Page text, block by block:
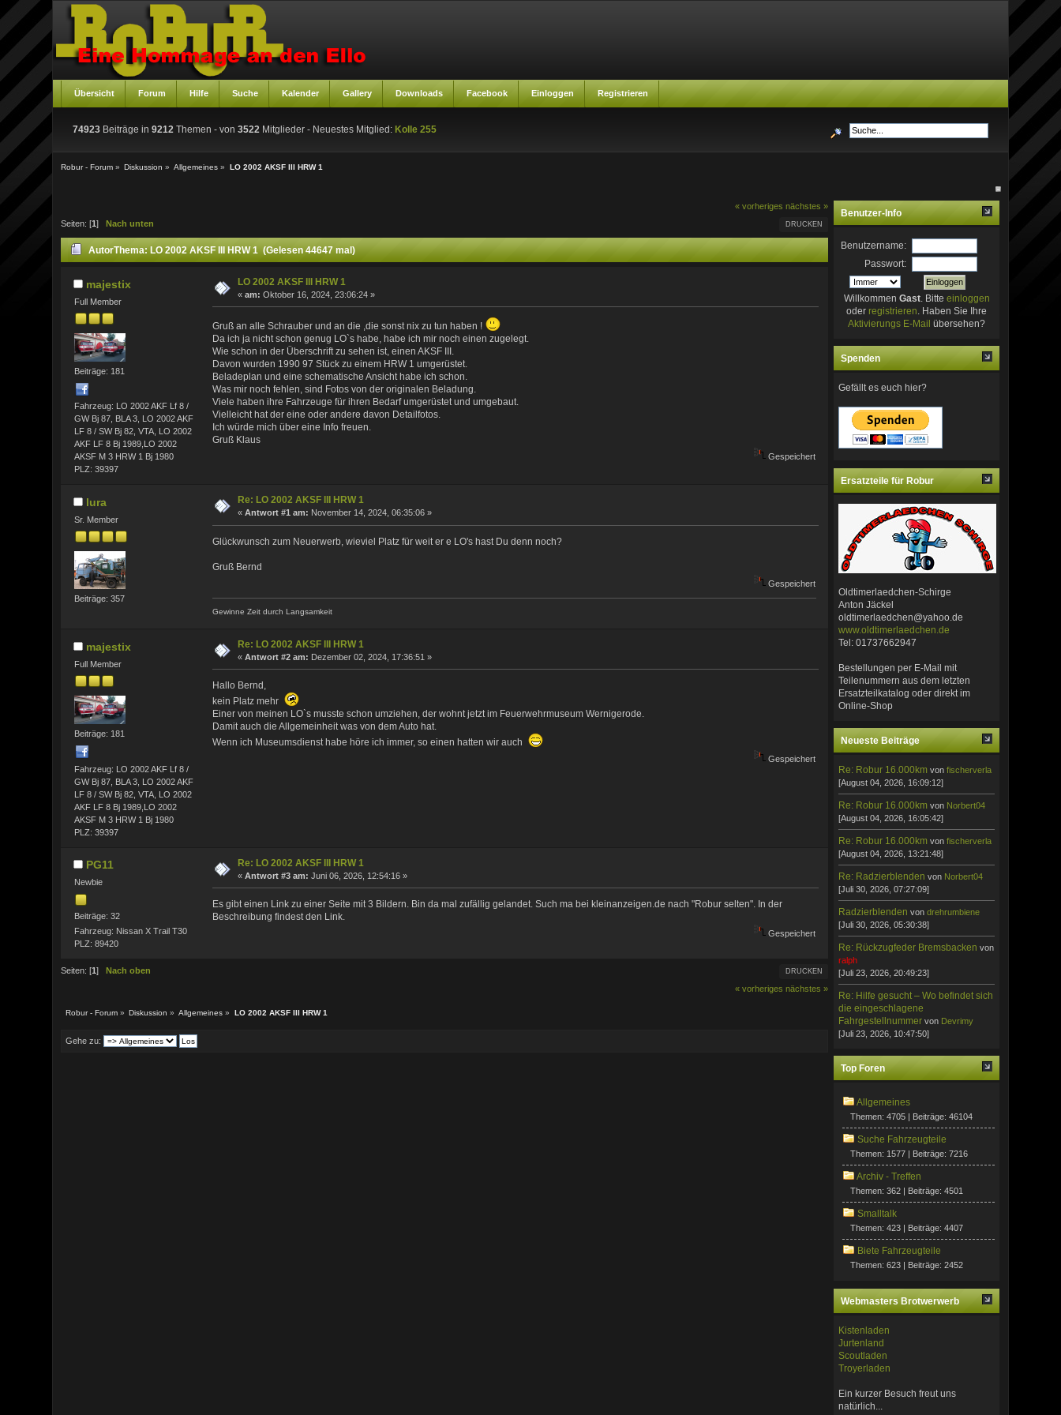
Übersicht Forum Hilfe Suche Kalender Gallery Downloads Facebook Einloggen Registrieren
74923 Beiträge in9212 Themen - von3522 Mitglieder - Neuestes Mitglied: Kolle 255
Robur - Forum » Diskussion » Allgemeines » LO 2002 AKSF III HRW 1
« vorheriges nächstes »
DRUCKEN
Seiten: [1] Nach unten
AutorThema: LO 2002 AKSF III HRW 1 (Gelesen 44647 mal)
majestix
Full Member
Beiträge: 181
Fahrzeug: LO 2002 AKF Lf 8 /
GW Bj 87, BLA 3, LO 2002 AKF
LF 8 / SW Bj 82, VTA, LO 2002
AKF LF 8 Bj 1989,LO 2002
AKSF M 3 HRW 1 Bj 1980
PLZ: 39397
LO 2002 AKSF III HRW 1
«am: Oktober 16, 2024, 23:06:24 »
Gruß an alle Schrauber und an die ,die sonst nix zu tun haben !
Da ich ja nicht schon genug LO`s habe, habe ich mir noch einen zugelegt.
Wie schon in der Überschrift zu sehen ist, einen AKSF III.
Davon wurden 1990 97 Stück zu einem HRW 1 umgerüstet.
Beladeplan und eine schematische Ansicht habe ich schon.
Was mir noch fehlen, sind Fotos von der originalen Beladung.
Viele haben ihre Fahrzeuge für ihren Bedarf umgerüstet und umgebaut.
Vielleicht hat der eine oder andere davon Detailfotos.
Ich würde mich über eine Info freuen.
Gruß Klaus
Gespeichert
lura
Sr. Member
Beiträge: 357
Re: LO 2002 AKSF III HRW 1
«Antwort #1 am: November 14, 2024, 06:35:06 »
Glückwunsch zum Neuerwerb, wieviel Platz für weit er e LO's hast Du denn noch?
Gruß Bernd
Gespeichert
Gewinne Zeit durch Langsamkeit
majestix
Full Member
Beiträge: 181
Fahrzeug: LO 2002 AKF Lf 8 /
GW Bj 87, BLA 3, LO 2002 AKF
LF 8 / SW Bj 82, VTA, LO 2002
AKF LF 8 Bj 1989,LO 2002
AKSF M 3 HRW 1 Bj 1980
PLZ: 39397
Re: LO 2002 AKSF III HRW 1
«Antwort #2 am: Dezember 02, 2024, 17:36:51 »
Hallo Bernd,
kein Platz mehr
Einer von meinen LO`s musste schon umziehen, der wohnt jetzt im Feuerwehrmuseum Wernigerode.
Damit auch die Allgemeinheit was von dem Auto hat.
Wenn ich Museumsdienst habe höre ich immer, so einen hatten wir auch
Gespeichert
PG11
Newbie
Beiträge: 32
Fahrzeug: Nissan X Trail T30
PLZ: 89420
Re: LO 2002 AKSF III HRW 1
«Antwort #3 am: Juni 06, 2026, 12:54:16 »
Es gibt einen Link zu einer Seite mit 3 Bildern. Bin da mal zufällig gelandet. Such ma bei kleinanzeigen.de nach "Robur selten". In der
Beschreibung findest den Link.
Gespeichert
DRUCKEN
Seiten: [1]
Nach oben
« vorheriges nächstes »
Robur - Forum » Diskussion » Allgemeines » LO 2002 AKSF III HRW 1
Gehe zu:
Benutzer-Info
Benutzername:
Passwort:
Willkommen Gast. Bitte einloggen
oder registrieren . Haben Sie Ihre
Aktivierungs E-Mail übersehen?
Spenden
Gefällt es euch hier?
Ersatzteile für Robur
Oldtimerlaedchen-Schirge
Anton Jäckel
oldtimerlaedchen@yahoo.de
www.oldtimerlaedchen.de
Tel: 01737662947
Bestellungen per E-Mail mit
Teilenummern aus dem letzten
Ersatzteilkatalog oder direkt im
Online-Shop
Neueste Beiträge
Re: Robur 16.000km vonfischerverla
[August 04, 2026, 16:09:12]
Re: Robur 16.000km von Norbert04
[August 04, 2026, 16:05:42]
Re: Robur 16.000km vonfischerverla
[August 04, 2026, 13:21:48]
Re: Radzierblendenvon Norbert04
[Juli 30, 2026, 07:27:09]
Radzierblendenvondrehrumbiene
[Juli 30, 2026, 05:30:38]
Re: Rückzugfeder Bremsbacken von
ralph
[Juli 23, 2026, 20:49:23]
Re: Hilfe gesucht – Wo befindet sich
die eingeschlagene
Fahrgestellnummer von Devrimy
[Juli 23, 2026, 10:47:50]
Top Foren
Allgemeines
Themen: 4705 | Beiträge: 46104
Suche Fahrzeugteile
Themen: 1577 | Beiträge: 7216
Archiv - Treffen
Themen: 362 | Beiträge: 4501
Smalltalk
Themen: 423 | Beiträge: 4407
Biete Fahrzeugteile
Themen: 623 | Beiträge: 2452
Webmasters Brotwerwerb
Kistenladen
Jurtenland
Scoutladen
Troyerladen
Ein kurzer Besuch freut uns
natürlich...